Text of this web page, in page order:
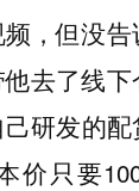
，但没
去了线
研发的
价只要